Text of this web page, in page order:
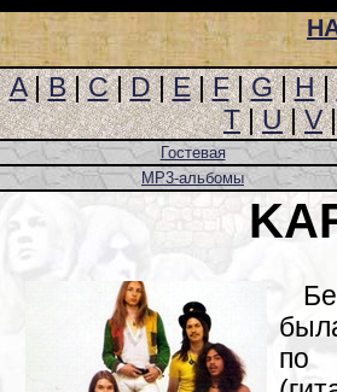
A|B|C|D|E|F|G|H|
T|U|V
Гостевая
MP3-альбомы
по